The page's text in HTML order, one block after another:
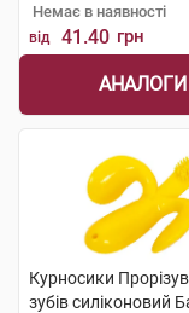
Немає в наявності
від 41.40 грн
АНАЛОГИ
Курносики
зубів силіконовий